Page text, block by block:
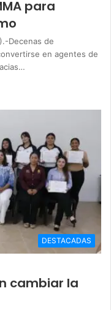
para
Decenas de
en agentes de
DESTACADAS
cambiar la